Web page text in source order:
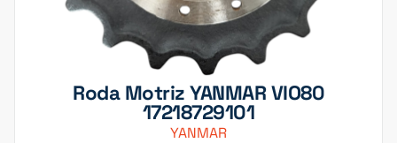
Roda Motriz YANMAR VIO80
17218729101
YANMAR